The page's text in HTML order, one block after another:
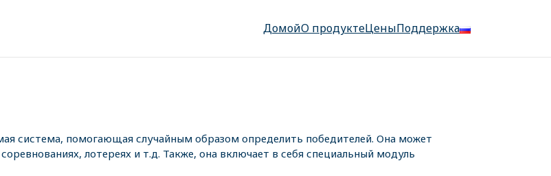
ДомойО продуктеЦеныПоддержка
система, помогающая случайным образом определить победителей. Она может
лотереях и т.д. Также, она включает в себя специальный модуль